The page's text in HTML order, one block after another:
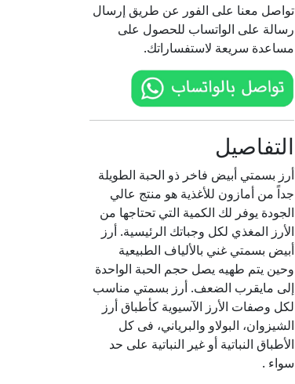
تواصل معنا على الفور عن طريق إرسال
رسالة على الواتساب للحصول على
مساعدة سريعة لاستفساراتك.
التفاصيل
أرز بسمتي أبيض فاخر ذو الحبة الطويلة
جداً من أمازون للأغذية هو منتج عالي
الجودة يوفر لك الكمية التي تحتاجها من
الأرز المغذي لكل وجباتك الرئيسية. أرز
أبيض بسمتي غني بالألياف الطبيعية
وحين يتم طهيه يصل حجم الحبة الواحدة
إلى مايقرب الضعف. أرز بسمتي مناسب
لكل وصفات الأرز الآسيوية كأطباق أرز
الشيزوان، البولاو والبرياني، فى كل
الأطباق النباتية أو غير النباتية على حد
سواء .